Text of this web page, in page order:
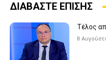
ΔΙΑΒΑΣΤΕ ΕΠΙΣΗΣ
Τέλος
8